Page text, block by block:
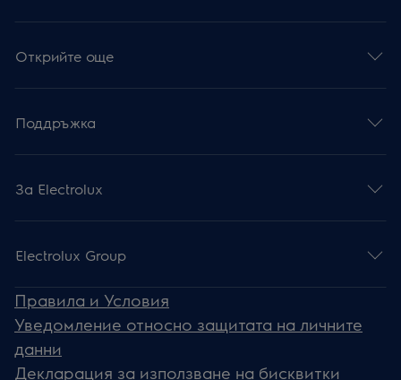
Открийте още
Поддръжка
За Electrolux
Electrolux Group
Правила и Условия
Уведомление относно защитата на личните
данни
Декларация за използване на бисквитки